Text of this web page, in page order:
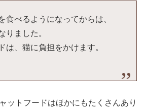
食べるようになってからは、
りました。
は、猫に負担をかけます。
ットフードはほかにもたくさんあり